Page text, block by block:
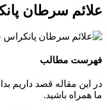
علائم سرطان
فهرست مطالب
در این مقاله قصد داریم
ما همراه باشید.